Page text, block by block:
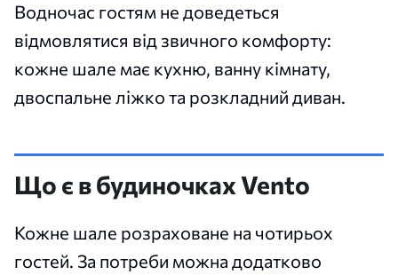
Водночас гостям не доведеться
відмовлятися від звичного комфорту:
кожне шале має кухню, ванну кімнату,
двоспальне ліжко та розкладний диван.
Що є в будиночках Vento
Кожне шале розраховане на чотирьох
гостей. За потреби можна додатково